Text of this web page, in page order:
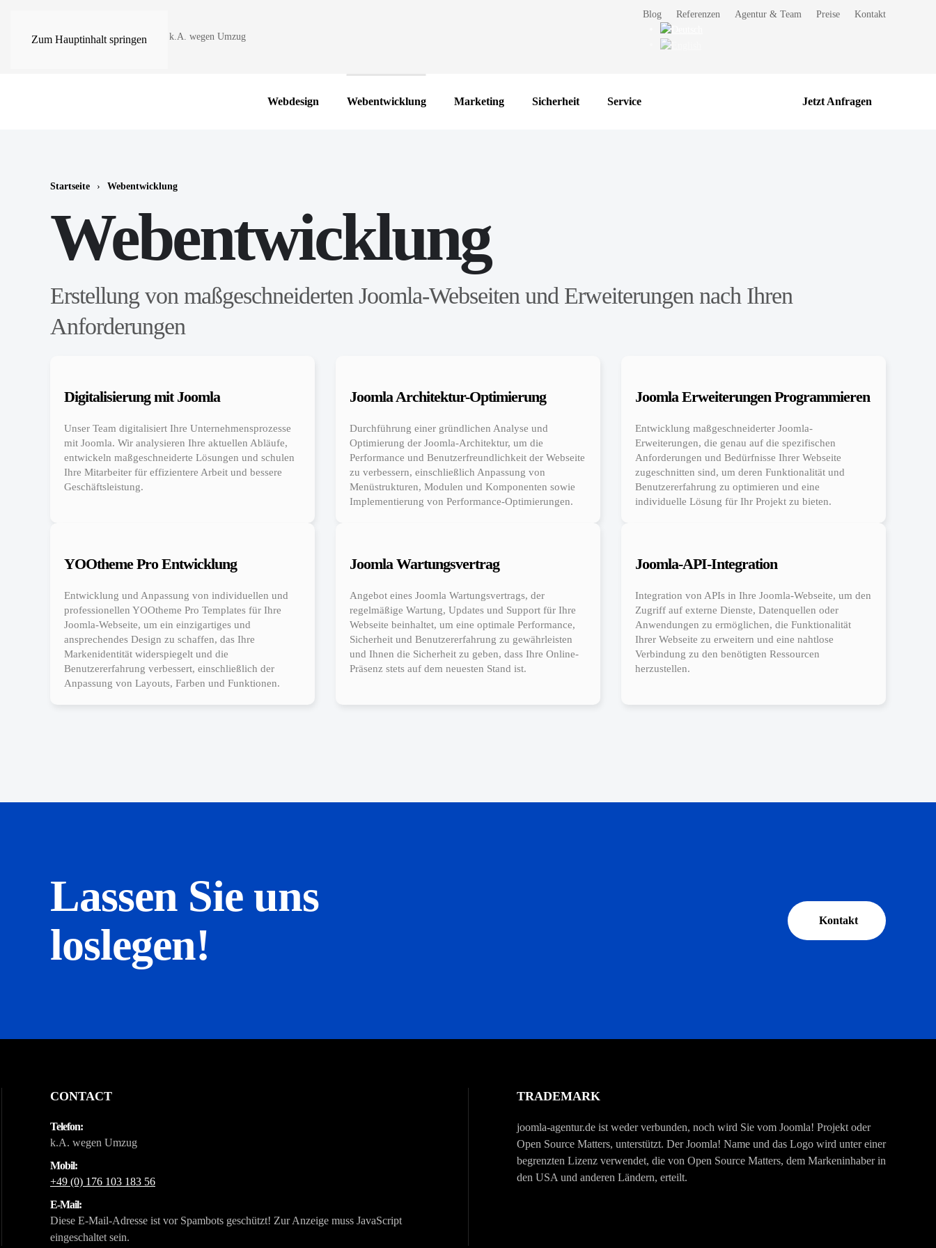
Zum Hauptinhalt springen
info@joomla-agentur.de k.A. wegen Umzug
Blog Referenzen Agentur & Team Preise Kontakt
Webdesign Webentwicklung Marketing Sicherheit Service Jetzt Anfragen
Startseite Webentwicklung
Webentwicklung
Erstellung von maßgeschneiderten Joomla-Webseiten und Erweiterungen nach Ihren
Anforderungen
Digitalisierung mit Joomla
Unser Team digitalisiert Ihre Unternehmensprozesse
mit Joomla. Wir analysieren Ihre aktuellen Abläufe,
entwickeln maßgeschneiderte Lösungen und schulen
Ihre Mitarbeiter für effizientere Arbeit und bessere
Geschäftsleistung.
Joomla Architektur-Optimierung
Durchführung einer gründlichen Analyse und
Optimierung der Joomla-Architektur, um die
Performance und Benutzerfreundlichkeit der Webseite
zu verbessern, einschließlich Anpassung von
Menüstrukturen, Modulen und Komponenten sowie
Implementierung von Performance-Optimierungen.
Joomla Erweiterungen Programmieren
Entwicklung maßgeschneiderter Joomla-
Erweiterungen, die genau auf die spezifischen
Anforderungen und Bedürfnisse Ihrer Webseite
zugeschnitten sind, um deren Funktionalität und
Benutzererfahrung zu optimieren und eine
individuelle Lösung für Ihr Projekt zu bieten.
YOOtheme Pro Entwicklung
Entwicklung und Anpassung von individuellen und
professionellen YOOtheme Pro Templates für Ihre
Joomla-Webseite, um ein einzigartiges und
ansprechendes Design zu schaffen, das Ihre
Markenidentität widerspiegelt und die
Benutzererfahrung verbessert, einschließlich der
Anpassung von Layouts, Farben und Funktionen.
Joomla Wartungsvertrag
Angebot eines Joomla Wartungsvertrags, der
regelmäßige Wartung, Updates und Support für Ihre
Webseite beinhaltet, um eine optimale Performance,
Sicherheit und Benutzererfahrung zu gewährleisten
und Ihnen die Sicherheit zu geben, dass Ihre Online-
Präsenz stets auf dem neuesten Stand ist.
Joomla-API-Integration
Integration von APIs in Ihre Joomla-Webseite, um den
Zugriff auf externe Dienste, Datenquellen oder
Anwendungen zu ermöglichen, die Funktionalität
Ihrer Webseite zu erweitern und eine nahtlose
Verbindung zu den benötigten Ressourcen
herzustellen.
Lassen Sie uns
loslegen!
Kontakt
CONTACT
Telefon:
k.A. wegen Umzug
Mobil:
+49 (0) 176 103 183 56
E-Mail:
Diese E-Mail-Adresse ist vor Spambots geschützt! Zur Anzeige muss JavaScript
eingeschaltet sein.
TRADEMARK
joomla-agentur.de ist weder verbunden, noch wird Sie vom Joomla! Projekt oder
Open Source Matters, unterstützt. Der Joomla! Name und das Logo wird unter einer
begrenzten Lizenz verwendet, die von Open Source Matters, dem Markeninhaber in
den USA und anderen Ländern, erteilt.